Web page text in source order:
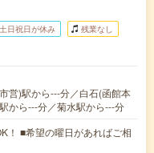
土日祝日が休み 残業なし
営)駅から---分／白石(函館本
から---分／菊水駅から---分
！ ■希望の曜日があればご相